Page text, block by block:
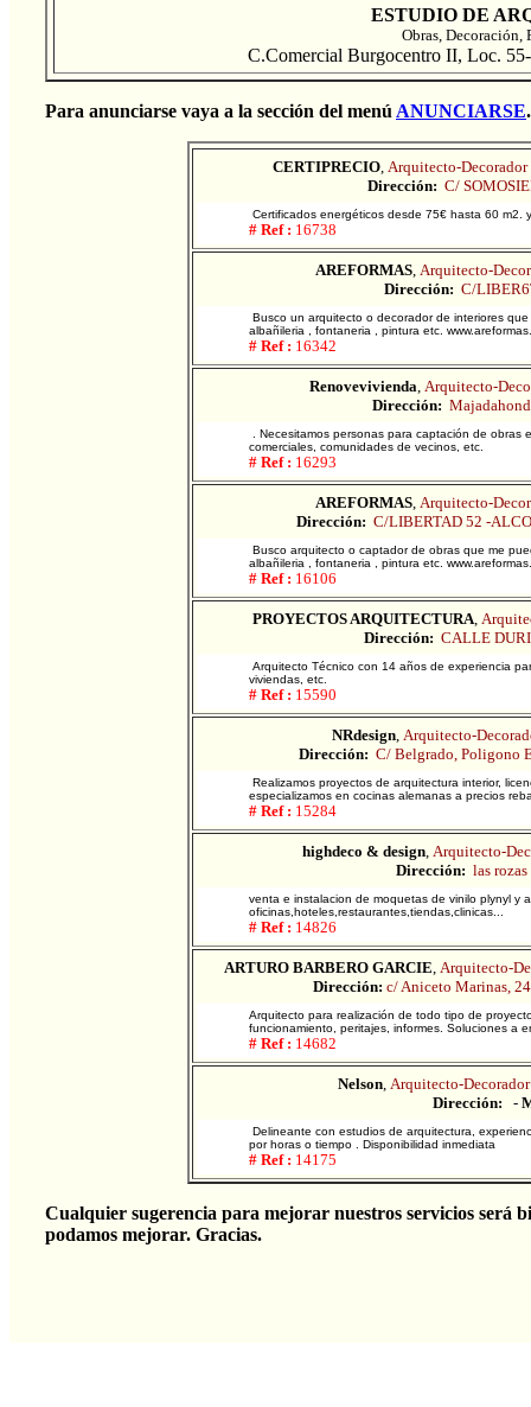
ESTUDIO DE
Obras, Decoración,
C.Comercial Burgocentro II, Loc.
Para anunciarse vaya a la sección del menú ANUNCIARSE.
CERTIPRECIO, Arquitecto-Decorador
Dirección: C/
Certificados energéticos desde 75€ hasta 60 m2.
# Ref : 16738
AREFORMAS, Arquitecto-
Dirección: C/
Busco un arquitecto o decorador de interiores
albañileria , fontaneria , pintura etc.
# Ref : 16342
Renovevivienda, Arquitecto-
Dirección:
. Necesitamos personas para captación de
comerciales, comunidades de vecinos, etc.
# Ref : 16293
AREFORMAS, Arquitecto-
Dirección: C/LIBERTAD 52 -
Busco arquitecto o captador de obras que me
albañileria , fontaneria , pintura etc.
# Ref : 16106
PROYECTOS ARQUITECTURA,
Dirección: CALLE
Arquitecto Técnico con 14 años de experiencia
viviendas, etc.
# Ref : 15590
NRdesign, Arquitecto-
Dirección: C/ Belgrado, Poligono
Realizamos proyectos de arquitectura interior,
especializamos en cocinas alemanas a precios
# Ref : 15284
highdeco & design, Arquitecto-
Dirección: las rozas
venta e instalacion de moquetas de vinilo plynyl y
oficinas,hoteles,restaurantes,tiendas,clinicas...
# Ref : 14826
ARTURO BARBERO GARCIE, Arquitecto-
Dirección: c/ Aniceto Marinas,
Arquitecto para realización de todo tipo de
funcionamiento, peritajes, informes. Soluciones a
# Ref : 14682
Nelson, Arquitecto-Decorador
Dirección:
-
Delineante con estudios de arquitectura,
por horas o tiempo . Disponibilidad inmediata
# Ref : 14175
Cualquier sugerencia para mejorar nuestros servicios será
podamos mejorar. Gracias.